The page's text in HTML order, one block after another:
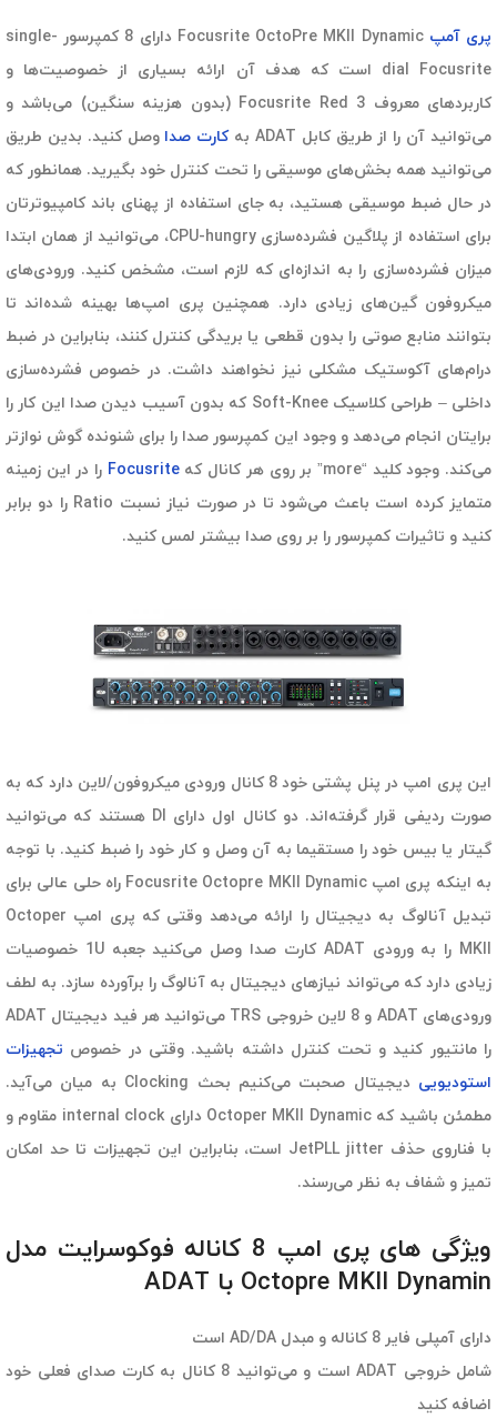
پری آمپ
Focusrite OctoPre MKII Dynamic دارای 8 کمپرسور single-
dial Focusrite است که هدف آن ارائه بسیاری از خصوصیت‌ها و
کاربردهای معروف Focusrite Red 3 (بدون هزینه سنگین) می‌باشد و
می‌توانید آن را از طریق کابل ADAT به
کارت صدا وصل کنید. بدین طریق
می‌توانید همه بخش‌های موسیقی را تحت کنترل خود بگیرید. همانطور که
در حال ضبط موسیقی هستید، به جای استفاده از پهنای باند کامپیوترتان
برای استفاده از پلاگین فشرده‌سازی CPU-hungry، می‌توانید از همان ابتدا
میزان فشرده‌سازی را به اندازه‌ای که لازم است، مشخص کنید. ورودی‌های
میکروفون گین‌های زیادی دارد. همچنین پری امپ‌ها بهینه شده‌اند تا
بتوانند منابع صوتی را بدون قطعی یا بریدگی کنترل کنند، بنابراین در ضبط
درام‌های آکوستیک مشکلی نیز نخواهند داشت. در خصوص فشرده‌سازی
داخلی – طراحی کلاسیک Soft-Knee که بدون آسیب دیدن صدا این کار را
برایتان انجام می‌دهد و وجود این کمپرسور صدا را برای شنونده گوش نوازتر
می‌کند. وجود کلید “more” بر روی هر کانال که
Focusrite را در این زمینه
متمایز کرده است باعث می‌شود تا در صورت نیاز نسبت Ratio را دو برابر
کنید و تاثیرات کمپرسور را بر روی صدا بیشتر لمس کنید.
این پری امپ در پنل پشتی خود 8 کانال ورودی میکروفون/لاین دارد که به
صورت ردیفی قرار گرفته‌اند. دو کانال اول دارای DI هستند که می‌توانید
گیتار یا بیس خود را مستقیما به آن وصل و کار خود را ضبط کنید. با توجه
به اینکه پری امپ Focusrite Octopre MKII Dynamic راه حلی عالی برای
تبدیل آنالوگ به دیجیتال را ارائه می‌دهد وقتی که پری امپ Octoper
MKII را به ورودی ADAT کارت صدا وصل می‌کنید جعبه 1U خصوصیات
زیادی دارد که می‌تواند نیازهای دیجیتال به آنالوگ را برآورده سازد. به لطف
ورودی‌های ADAT و 8 لاین خروجی TRS می‌توانید هر فید دیجیتال ADAT
را مانتیور کنید و تحت کنترل داشته باشید. وقتی در خصوص تجهیزات
استودیویی
دیجیتال صحبت می‌کنیم بحث Clocking به میان می‌آید.
مطمئن باشید که Octoper MKII Dynamic دارای internal clock مقاوم و
با فناروی حذف JetPLL jitter است، بنابراین این تجهیزات تا حد امکان
تمیز و شفاف به نظر می‌رسند.
ویژگی های پری امپ 8 کاناله فوکوسرایت مدل
Octopre MKII Dynamin با ADAT
دارای آمپلی فایر 8 کاناله و مبدل AD/DA است
شامل خروجی ADAT است و می‌توانید 8 کانال به کارت صدای فعلی خود
اضافه کنید